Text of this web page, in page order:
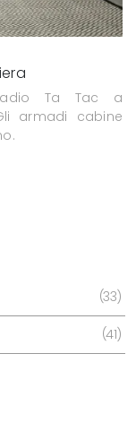
Ta Tac a
armadi cabine
33
41